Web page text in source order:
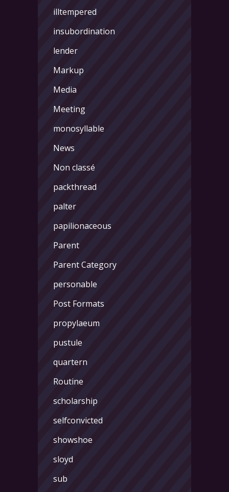
illtempered
insubordination
lender
Markup
Media
Meeting
monosyllable
News
Non classé
packthread
palter
papilionaceous
Parent
Parent Category
personable
Post Formats
propylaeum
pustule
quartern
Routine
scholarship
selfconvicted
showshoe
sloyd
sub